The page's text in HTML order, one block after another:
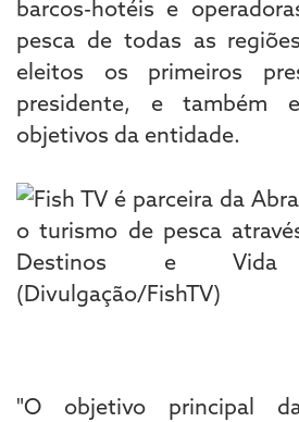
barcos-hotéis e
pesca de todas as
eleitos os primeiros
presidente, e também
objetivos da entidade.
"O objetivo principal